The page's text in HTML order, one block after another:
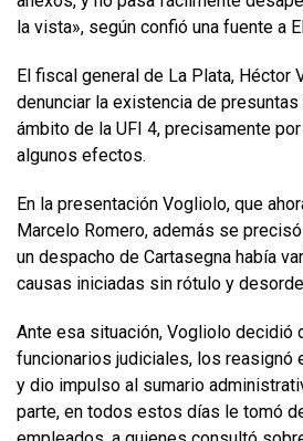
la vista», según confió una fuente a
El fiscal general de La Plata, Héctor
denunciar la existencia de
ámbito de la UFI 4, precisamente
algunos efectos.
En la presentación Vogliolo, que
Marcelo Romero, además se
un despacho de Cartasegna había
causas iniciadas sin rótulo y
Ante esa situación, Vogliolo decidió
funcionarios judiciales, los reasignó
y dio impulso al sumario
parte, en todos estos días le tomó